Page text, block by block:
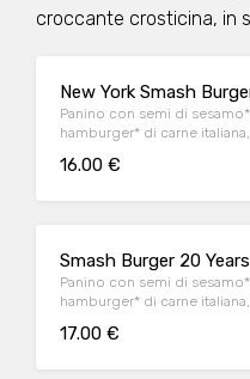
croccante crosticina, in
New York Smash
Panino con semi di
hamburger* di carne
iceberg e cetriolini,
16.00 €
Smash Burger 20 Years
Panino con semi di
hamburger* di carne italiana,
insalata iceberg, salsa
17.00 €